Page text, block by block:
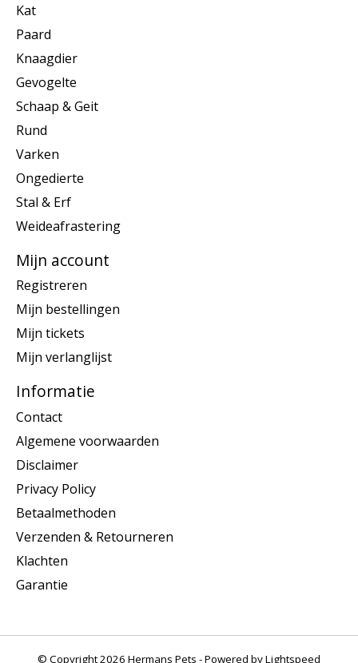
Kat
Paard
Knaagdier
Gevogelte
Schaap & Geit
Rund
Varken
Ongedierte
Stal & Erf
Weideafrastering
Mijn account
Registreren
Mijn bestellingen
Mijn tickets
Mijn verlanglijst
Informatie
Contact
Algemene voorwaarden
Disclaimer
Privacy Policy
Betaalmethoden
Verzenden & Retourneren
Klachten
Garantie
© Copyright 2026 Hermans Pets - Powered byLightspeed